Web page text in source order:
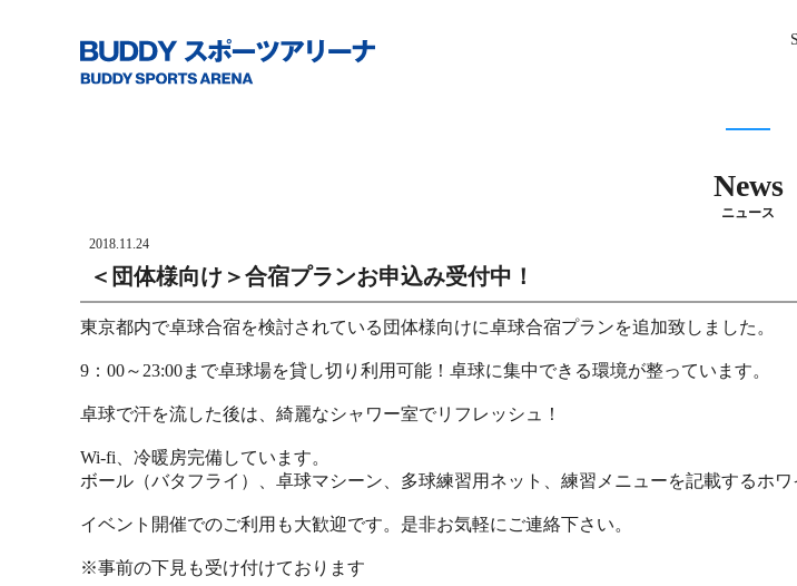
News
ニュース
2018.11.24
＜団体様向け＞合宿プランお申込み受付中！
東京都内で卓球合宿を検討されている団体様向けに卓球合宿プランを追加致しました。
9：00～23:00まで卓球場を貸し切り利用可能！卓球に集中できる環境が整っています。
卓球で汗を流した後は、綺麗なシャワー室でリフレッシュ！
Wi-fi、冷暖房完備しています。
ボール（バタフライ）、卓球マシーン、多球練習用ネット、練習メニューを記載するホ
イベント開催でのご利用も大歓迎です。是非お気軽にご連絡下さい。
※事前の下見も受け付けております